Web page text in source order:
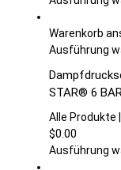
Warenkorb
Ausführung
STAR® 6
Alle Produkte
$0.00
Ausführung